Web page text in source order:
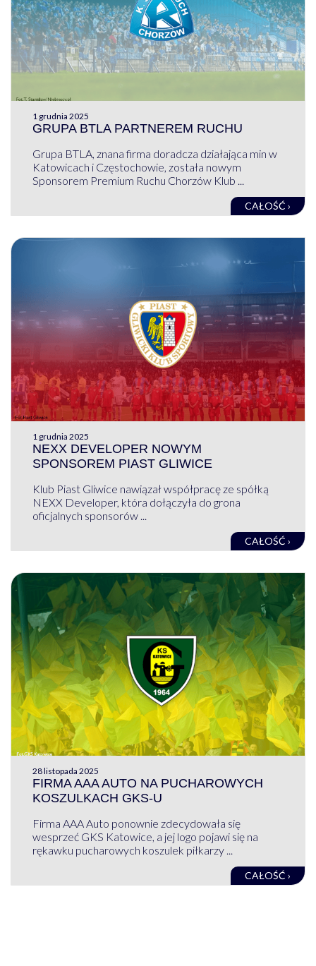
1 grudnia 2025
GRUPA BTLA PARTNEREM RUCHU
Grupa BTLA, znana firma doradcza działająca min w
Katowicach i Częstochowie, została nowym
Sponsorem Premium Ruchu Chorzów Klub ...
CAŁOŚĆ ›
1 grudnia 2025
NEXX DEVELOPER NOWYM
SPONSOREM PIAST GLIWICE
Klub Piast Gliwice nawiązał współpracę ze spółką
NEXX Developer, która dołączyła do grona
oficjalnych sponsorów ...
CAŁOŚĆ ›
28 listopada 2025
FIRMA AAA AUTO NA PUCHAROWYCH
KOSZULKACH GKS-U
Firma AAA Auto ponownie zdecydowała się
wesprzeć GKS Katowice, a jej logo pojawi się na
rękawku pucharowych koszulek piłkarzy ...
CAŁOŚĆ ›